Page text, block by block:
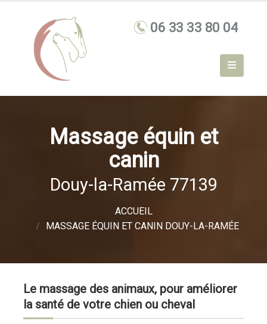
Massage équin et
canin
Douy-la-Ramée 77139
ACCUEIL
MASSAGE ÉQUIN ET CANIN DOUY-LA-RAMÉE
Le massage des animaux, pour améliorer
la santé de votre chien ou cheval